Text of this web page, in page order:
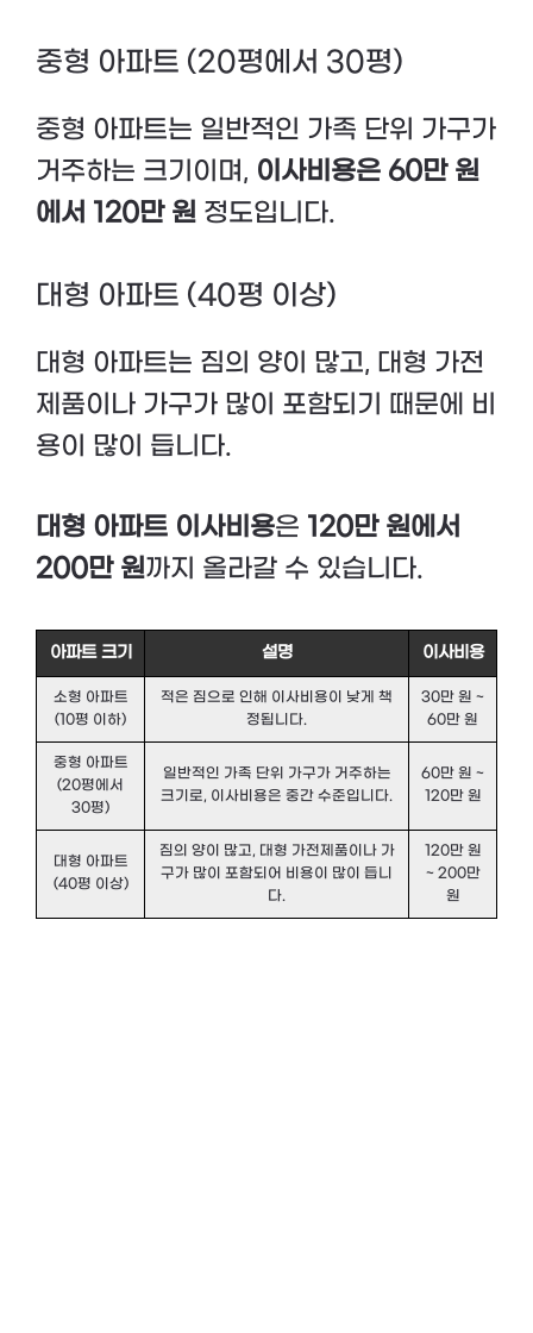
중형 아파트 (20평에서 30평)
중형 아파트는 일반적인 가족 단위 가구가
거주하는 크기이며, 이사비용은 60만 원
에서 120만 원 정도입니다.
대형 아파트 (40평 이상)
대형 아파트는 짐의 양이 많고, 대형 가전
제품이나 가구가 많이 포함되기 때문에 비
용이 많이 듭니다.
대형 아파트 이사비용은 120만 원에서
200만 원까지 올라갈 수 있습니다.
아파트 크기 설명 이사비용
소형 아파트
(10평 이하)
적은 짐으로 인해 이사비용이 낮게 책
정됩니다.
30만 원 ~
60만 원
중형 아파트
(20평에서
30평)
일반적인 가족 단위 가구가 거주하는
크기로, 이사비용은 중간 수준입니다.
60만 원 ~
120만 원
대형 아파트
(40평 이상)
짐의 양이 많고, 대형 가전제품이나 가
구가 많이 포함되어 비용이 많이 듭니
다.
120만 원
~ 200만
원